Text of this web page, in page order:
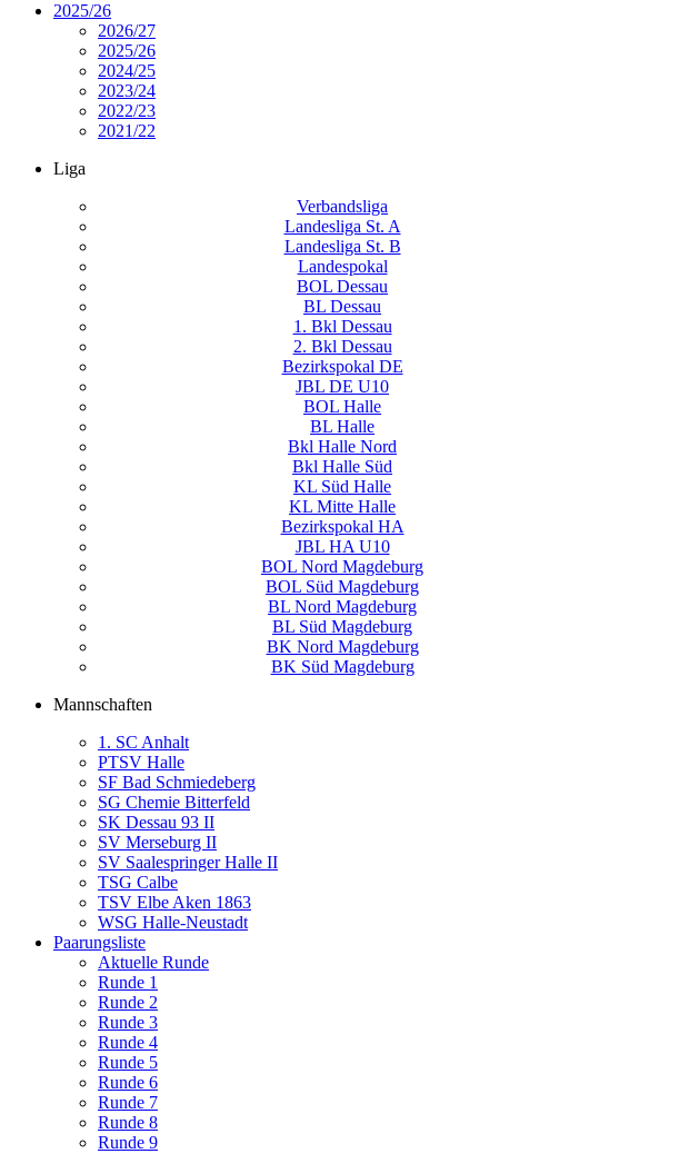
2025/26
2026/27
2025/26
2024/25
2023/24
2022/23
2021/22
Liga
Verbandsliga
Landesliga St. A
Landesliga St. B
Landespokal
BOL Dessau
BL Dessau
1. Bkl Dessau
2. Bkl Dessau
Bezirkspokal DE
JBL DE U10
BOL Halle
BL Halle
Bkl Halle Nord
Bkl Halle Süd
KL Süd Halle
KL Mitte Halle
Bezirkspokal HA
JBL HA U10
BOL Nord Magdeburg
BOL Süd Magdeburg
BL Nord Magdeburg
BL Süd Magdeburg
BK Nord Magdeburg
BK Süd Magdeburg
Mannschaften
1. SC Anhalt
PTSV Halle
SF Bad Schmiedeberg
SG Chemie Bitterfeld
SK Dessau 93 II
SV Merseburg II
SV Saalespringer Halle II
TSG Calbe
TSV Elbe Aken 1863
WSG Halle-Neustadt
Paarungsliste
Aktuelle Runde
Runde 1
Runde 2
Runde 3
Runde 4
Runde 5
Runde 6
Runde 7
Runde 8
Runde 9